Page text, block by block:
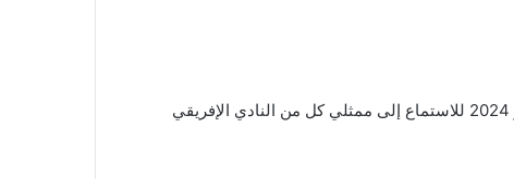
علمت الصريح أون لاين أن اللجنة القانونية التابعة لمكتب الرابطة الوطنية لكرة القدم عقدت اجتماعا أمس الثلاثاء 10 سبتمبر 2024 للاستماع إلى ممثلي كل من النادي الإفريقي